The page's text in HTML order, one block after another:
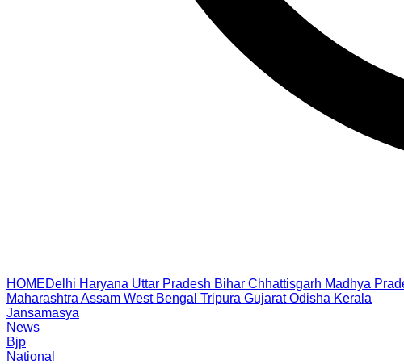
HOMEDelhi Haryana Uttar Pradesh Bihar Chhattisgarh Madhya
Maharashtra Assam West Bengal Tripura Gujarat Odisha Kerala
Jansamasya
News
Bjp
National